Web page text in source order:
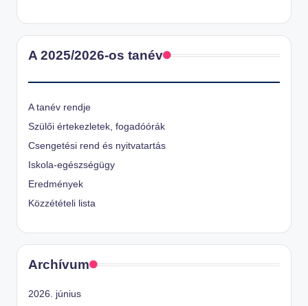
A 2025/2026-os tanév
A tanév rendje
Szülői értekezletek, fogadóórák
Csengetési rend és nyitvatartás
Iskola-egészségügy
Eredmények
Közzétételi lista
Archívum
2026. június